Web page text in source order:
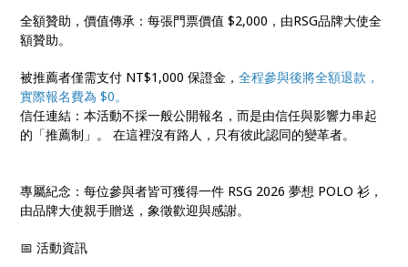
全額贊助，價值傳承：每張門票價值 $2,000，由RSG品牌大使全
額贊助。
被推薦者僅需支付 NT$1,000 保證金，全程參與後將全額退款，
實際報名費為 $0。
信任連結：本活動不採一般公開報名，而是由信任與影響力串起
的「推薦制」。 在這裡沒有路人，只有彼此認同的變革者。
專屬紀念：每位參與者皆可獲得一件 RSG 2026 夢想 POLO 衫，
由品牌大使親手贈送，象徵歡迎與感謝。
📅 活動資訊